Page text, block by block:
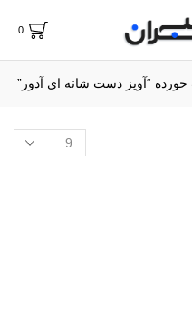
0
“آویز دست شانه ای آدور”